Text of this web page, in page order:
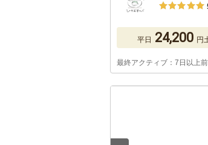
平日 24,200 円
最終アクティブ：7日以上前